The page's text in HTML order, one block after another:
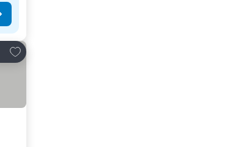
Lisää suosikkeihin